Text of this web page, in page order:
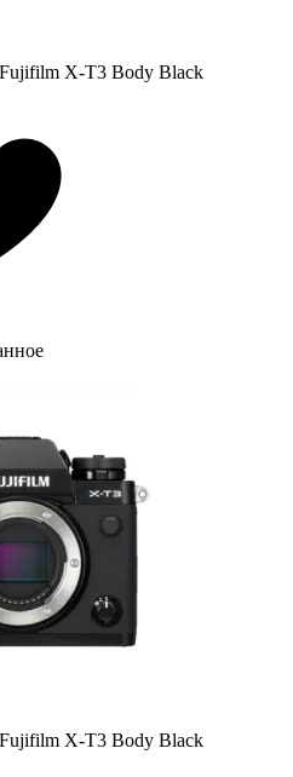
X-T3 Body Black
X-T3 Body Black